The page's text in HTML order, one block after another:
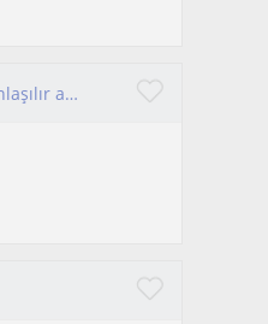
Hacettepe mezunuyum. Başarılı YKS deneyimimle, disiplinli ve anlaşılır anlatımla öğrencilerimin hedefleri için destek oluyorum